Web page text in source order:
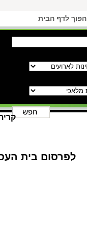
הפוך לדף הבית
לפרסום בית העסק שלך